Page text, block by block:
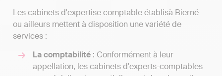
Les cabinets d'expertise comptable établisà Bierné
ou ailleurs mettent à disposition une variété de
services :
La comptabilité : Conformément à leur
appellation, les cabinets d'experts-comptables